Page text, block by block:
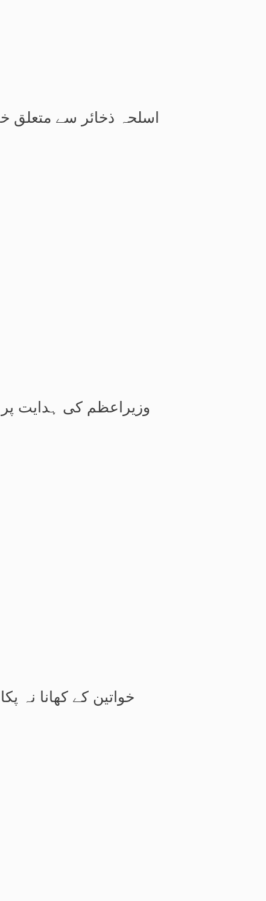
اسلحہ ذخائر سے متعلق
وزیراعظم کی ہدایت پر ایم ڈی کیٹ 2026
خواتین کے کھانا نہ